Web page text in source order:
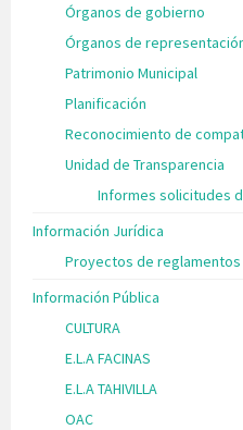
Órganos de gobierno
Órganos de
Patrimonio Municipal
Planificación
Reconocimiento de
Unidad de Transparencia
Informes solicitudes
Información Jurídica
Proyectos de
Información Pública
CULTURA
E.L.A FACINAS
E.L.A TAHIVILLA
OAC